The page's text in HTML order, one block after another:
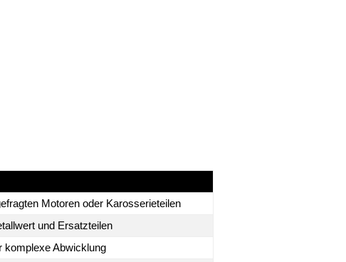
Motoren oder Karosserieteilen
und Ersatzteilen
komplexe Abwicklung